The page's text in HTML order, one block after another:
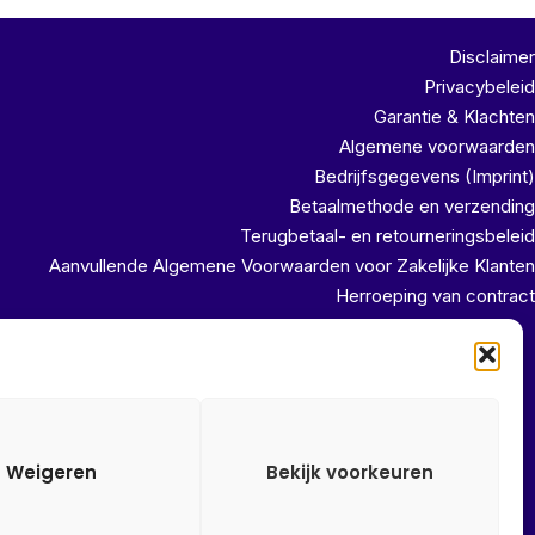
Weigeren Bekijk voorkeuren
Disclaimer
Privacybeleid
Garantie & Klachten
Algemene voorwaarden
Bedrijfsgegevens (Imprint)
Betaalmethode en verzending
Terugbetaal- en retourneringsbeleid
Aanvullende Algemene Voorwaarden voor Zakelijke Klanten
Herroeping van contract